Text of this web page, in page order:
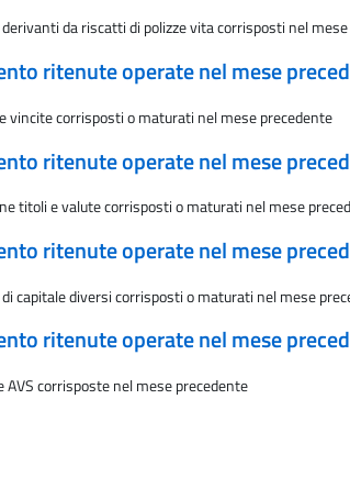
da riscatti di polizze vita corrisposti nel
ritenute operate nel mese
corrisposti o maturati nel mese precedente
ritenute operate nel mese
titoli e valute corrisposti o maturati nel mese
ritenute operate nel mese
capitale diversi corrisposti o maturati nel mese
ritenute operate nel mese
corrisposte nel mese precedente